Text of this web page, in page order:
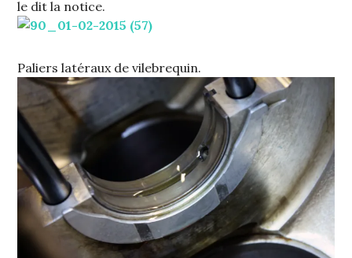
le dit la notice.
Paliers latéraux de vilebrequin.